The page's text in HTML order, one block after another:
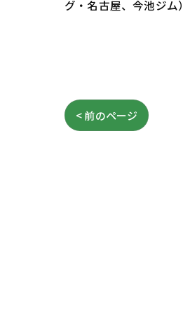
グ・名古屋、今池ジム）
< 前のページ